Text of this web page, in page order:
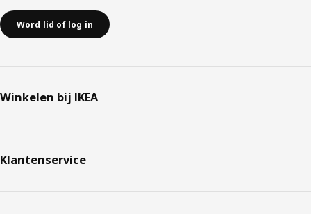
Word lid of log in
Winkelen bij IKEA
Klantenservice